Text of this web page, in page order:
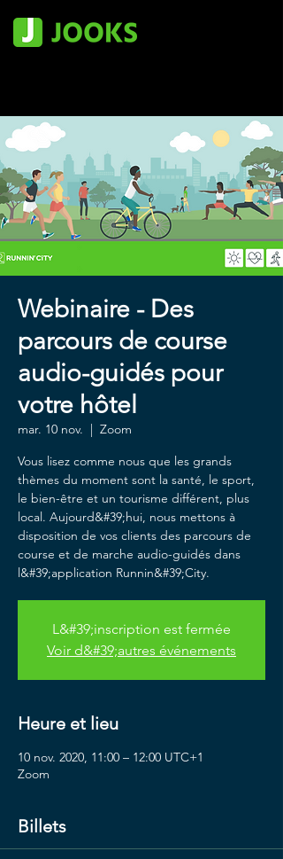
Webinaire - Des
parcours de course
audio-guidés pour
votre hôtel
mar. 10 nov.
  |
Zoom
Vous lisez comme nous que les grands
thèmes du moment sont la santé, le sport,
le bien-être et un tourisme différent, plus
local. Aujourd&#39;hui, nous mettons à
disposition de vos clients des parcours de
course et de marche audio-guidés dans
l&#39;application Runnin&#39;City.
L&#39;inscription est fermée
Voir d&#39;autres événements
Heure et lieu
10 nov. 2020, 11:00 – 12:00 UTC+1
Zoom
Billets